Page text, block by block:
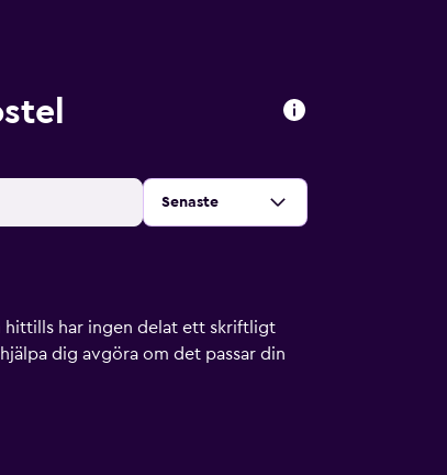
Sortera efter
Senaste
hittills har ingen delat ett skriftligt
dig avgöra om det passar din